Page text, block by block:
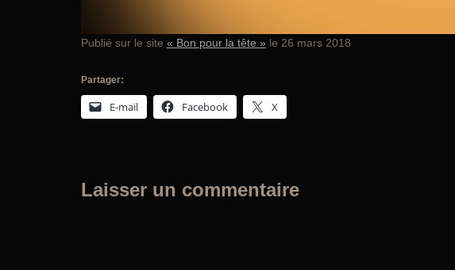
Publié sur le site « Bon pour la tête » le 26 mars 2018
Partager:
E-mail Facebook X
Laisser un commentaire